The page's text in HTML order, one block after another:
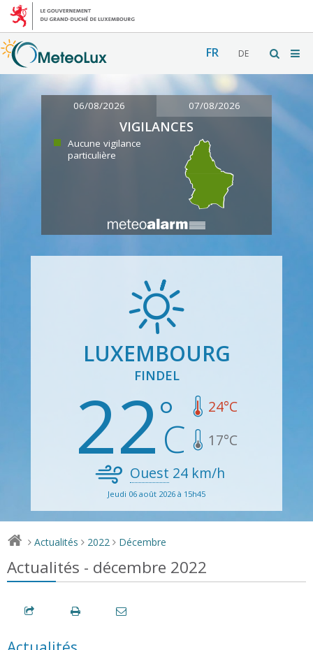
FR DE
06/08/2026 07/08/2026
VIGILANCES
Aucune vigilance
particulière
LUXEMBOURG
FINDEL
22 24°C
17°C
Ouest 24 km/h
Jeudi 06 août 2026 à 15h45
> Actualités > 2022 > Décembre
Actualités - décembre 2022